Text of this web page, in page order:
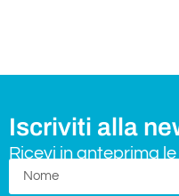
Iscriviti alla
Ricevi in anteprima